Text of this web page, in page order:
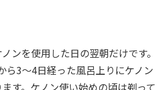
ンを使用した日の翌朝だけです。
ら3～4日経った風呂上りにケノン